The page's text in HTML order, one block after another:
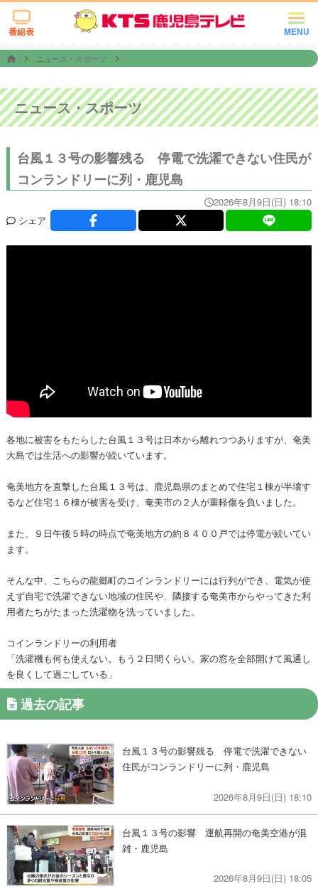
MENU
番組表
ニュース・スポーツ
ニュース・スポーツ
台風１３号の影響残る 停電で洗濯できない住民が
コンランドリーに列・鹿児島
2026年8月9日(日) 18:10
シェア
各地に被害をもたらした台風１３号は日本から離れつつありますが、奄美
大島では生活への影響が続いています。
奄美地方を直撃した台風１３号は、鹿児島県のまとめで住宅１棟が半壊す
るなど住宅１６棟が被害を受け、奄美市の２人が重軽傷を負いました。
また、９日午後５時の時点で奄美地方の約８４００戸では停電が続いてい
ます。
そんな中、こちらの龍郷町のコインランドリーには行列ができ、電気が使
えず自宅で洗濯できない地域の住民や、隣接する奄美市からやってきた利
用者たちがたまった洗濯物を洗っていました。
コインランドリーの利用者
「洗濯機も何も使えない。もう２日間くらい。家の窓を全部開けて風通し
を良くして過ごしている」
過去の記事
台風１３号の影響残る 停電で洗濯できない
住民がコンランドリーに列・鹿児島
2026年8月9日(日) 18:10
台風１３号の影響 運航再開の奄美空港が混
雑・鹿児島
2026年8月9日(日) 18:05